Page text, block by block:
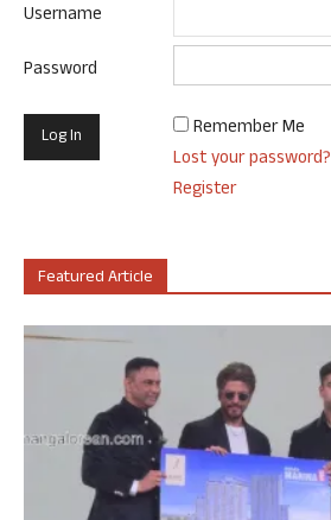
Username
Password
Remember Me
Lost your password?
Register
Featured Article